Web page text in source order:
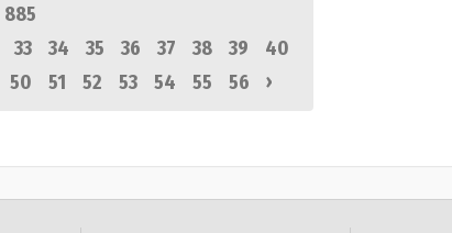
885
33 34 35 36 37 38 39
40
50 51 52 53 54 55 56 ›